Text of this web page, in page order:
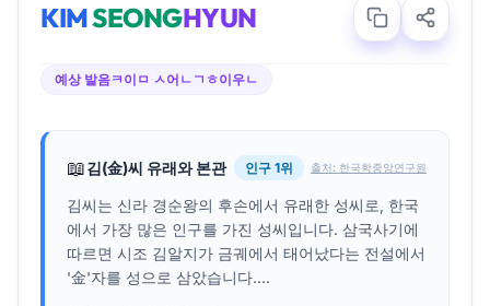
KIMSEONGHYUN
예상 발음ㅋ이ㅁ ㅅ어ㄴㄱㅎ이우ㄴ
📖김(金)씨 유래와 본관 인구 1위 출처: 한국학중앙연구원
김씨는 신라 경순왕의 후손에서 유래한 성씨로, 한국
에서 가장 많은 인구를 가진 성씨입니다. 삼국사기에
따르면 시조 김알지가 금궤에서 태어났다는 전설에서
'金'자를 성으로 삼았습니다....